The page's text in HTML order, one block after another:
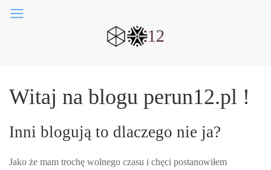
Witaj na blogu perun12.pl !
Inni blogują to dlaczego nie ja?
Jako że mam trochę wolnego czasu i chęci postanowiłem